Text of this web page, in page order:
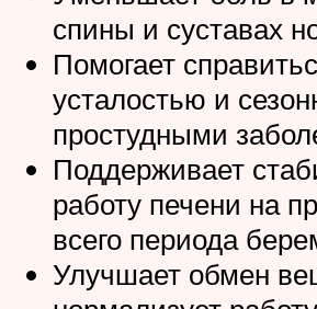
спины и суставах
Помогает
усталостью и
простудными
Поддерживает
работу печени на
всего периода
Улучшает обмен